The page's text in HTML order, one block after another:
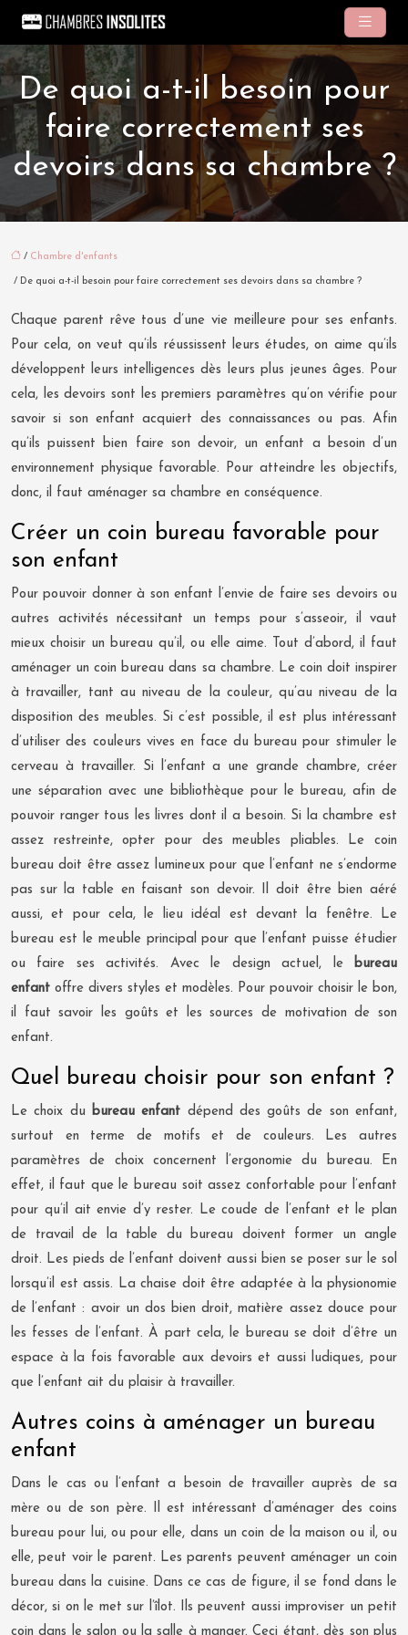
De quoi a-t-il besoin pour
faire correctement ses
devoirs dans sa chambre ?
/ Chambre d'enfants
/ De quoi a-t-il besoin pour faire correctement ses devoirs dans sa chambre ?
Chaque parent rêve tous d’une vie meilleure pour ses enfants.
Pour cela, on veut qu’ils réussissent leurs études, on aime qu’ils
développent leurs intelligences dès leurs plus jeunes âges. Pour
cela, les devoirs sont les premiers paramètres qu’on vérifie pour
savoir si son enfant acquiert des connaissances ou pas. Afin
qu’ils puissent bien faire son devoir, un enfant a besoin d’un
environnement physique favorable. Pour atteindre les objectifs,
donc, il faut aménager sa chambre en conséquence.
Créer un coin bureau favorable pour
son enfant
Pour pouvoir donner à son enfant l’envie de faire ses devoirs ou
autres activités nécessitant un temps pour s’asseoir, il vaut
mieux choisir un bureau qu’il, ou elle aime. Tout d’abord, il faut
aménager un coin bureau dans sa chambre. Le coin doit inspirer
à travailler, tant au niveau de la couleur, qu’au niveau de la
disposition des meubles. Si c’est possible, il est plus intéressant
d’utiliser des couleurs vives en face du bureau pour stimuler le
cerveau à travailler. Si l’enfant a une grande chambre, créer
une séparation avec une bibliothèque pour le bureau, afin de
pouvoir ranger tous les livres dont il a besoin. Si la chambre est
assez restreinte, opter pour des meubles pliables. Le coin
bureau doit être assez lumineux pour que l’enfant ne s’endorme
pas sur la table en faisant son devoir. Il doit être bien aéré
aussi, et pour cela, le lieu idéal est devant la fenêtre. Le
bureau est le meuble principal pour que l’enfant puisse étudier
ou faire ses activités. Avec le design actuel, le
bureau
enfant offre divers styles et modèles. Pour pouvoir choisir le bon,
il faut savoir les goûts et les sources de motivation de son
enfant.
Quel bureau choisir pour son enfant ?
Le choix du bureau enfant dépend des goûts de son enfant,
surtout en terme de motifs et de couleurs. Les autres
paramètres de choix concernent l’ergonomie du bureau. En
effet, il faut que le bureau soit assez confortable pour l’enfant
pour qu’il ait envie d’y rester. Le coude de l’enfant et le plan
de travail de la table du bureau doivent former un angle
droit. Les pieds de l’enfant doivent aussi bien se poser sur le sol
lorsqu’il est assis. La chaise doit être adaptée à la physionomie
de l’enfant : avoir un dos bien droit, matière assez douce pour
les fesses de l’enfant. À part cela, le bureau se doit d’être un
espace à la fois favorable aux devoirs et aussi ludiques, pour
que l’enfant ait du plaisir à travailler.
Autres coins à aménager un bureau
enfant
Dans le cas ou l’enfant a besoin de travailler auprès de sa
mère ou de son père. Il est intéressant d’aménager des coins
bureau pour lui, ou pour elle, dans un coin de la maison ou il, ou
elle, peut voir le parent. Les parents peuvent aménager un coin
bureau dans la cuisine. Dans ce cas de figure, il se fond dans le
décor, si on le met sur l’îlot. Ils peuvent aussi improviser un petit
coin dans le salon ou la salle à manger. Ceci étant, dès son plus